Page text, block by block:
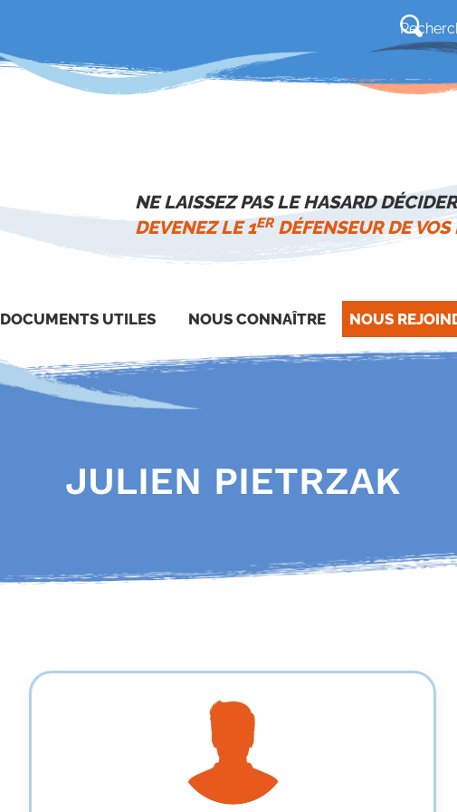
NE LAISSEZ PAS LE HASARD
DEVENEZ LE 1ERDÉFENSEUR DE VOS
DOCUMENTS UTILES NOUS CONNAÎTRE NOUS
JULIEN PIETRZAK